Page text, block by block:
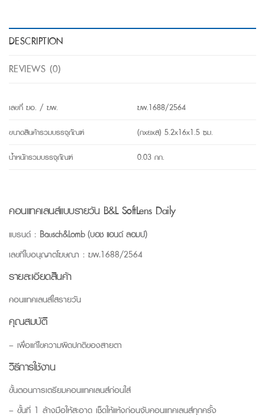
DESCRIPTION
REVIEWS (0)
เลขที่ ฆอ. / ฆพ.
ฆพ.1688/2564
ขนาดสินค้ารวมบรรจุภัณฑ์
(กxยxส) 5.2x16x1.5 ซม.
น้ำหนักรวมบรรจุภัณฑ์
0.03 กก.
คอนแทคเลนส์แบบรายวัน B&L SoftLens Daily
แบรนด์ : Bausch&Lomb (บอช แอนด์ ลอมบ์)
เลขที่ใบอนุญาตโฆษณา : ฆพ.1688/2564
รายละเอียดสินค้า
คอนแทคเลนส์ใสรายวัน
คุณสมบัติ
– เพื่อแก้ไขความผิดปกติของสายตา
วิธีการใช้งาน
ขั้นตอนการเตรียมคอนแทคเลนส์ก่อนใส่
– ขั้นที่ 1 ล้างมือให้สะอาด เช็ดให้แห้งก่อนจับคอนแทคเลนส์ทุกครั้ง